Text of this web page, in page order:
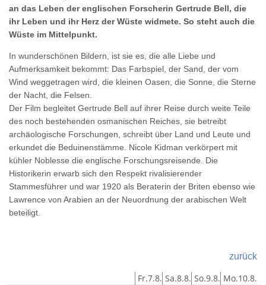
an das Leben der englischen Forscherin Gertrude Bell, die
ihr Leben und ihr Herz der Wüste widmete. So steht auch die
Wüste im Mittelpunkt.
In wunderschönen Bildern, ist sie es, die alle Liebe und
Aufmerksamkeit bekommt: Das Farbspiel, der Sand, der vom
Wind weggetragen wird, die kleinen Oasen, die Sonne, die Sterne
der Nacht, die Felsen.
Der Film begleitet Gertrude Bell auf ihrer Reise durch weite Teile
des noch bestehenden osmanischen Reiches, sie betreibt
archäologische Forschungen, schreibt über Land und Leute und
erkundet die Beduinenstämme. Nicole Kidman verkörpert mit
kühler Noblesse die englische Forschungsreisende. Die
Historikerin erwarb sich den Respekt rivalisierender
Stammesführer und war 1920 als Beraterin der Briten ebenso wie
Lawrence von Arabien an der Neuordnung der arabischen Welt
beteiligt.
zurück
Fr.7.8. Sa.8.8. So.9.8. Mo.10.8.